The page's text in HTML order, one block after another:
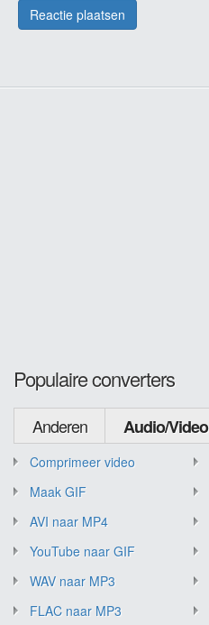
Populaire converters
Anderen Audio/Video
Comprimeer video
Maak GIF
AVI naar MP4
YouTube naar GIF
WAV naar MP3
FLAC naar MP3